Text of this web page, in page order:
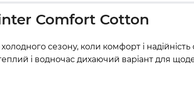
Comfort Cotton
холодного сезону, коли комфорт і
і водночас дихаючий варіант для